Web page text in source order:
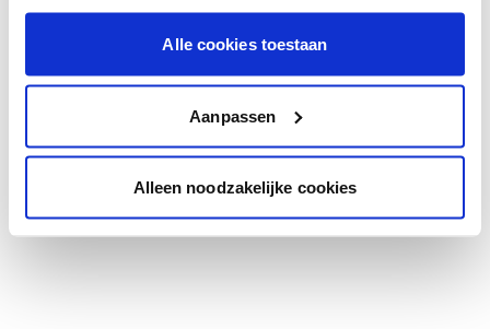
Alle cookies toestaan
Aanpassen
Alleen noodzakelijke cookies
Krijg kleuradvies op basis van de lichtinval
en je meubels.
Krijg ineens een technologische check-up